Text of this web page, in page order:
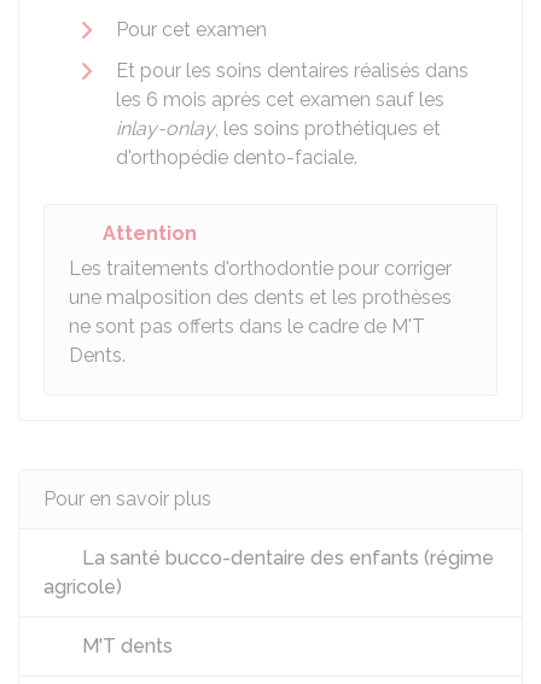
Pour cet examen
Et pour les soins dentaires réalisés dans
les 6 mois après cet examen sauf les
inlay-onlay, les soins prothétiques et
d'orthopédie dento-faciale.
Attention
Les traitements d'orthodontie pour corriger
une malposition des dents et les prothèses
ne sont pas offerts dans le cadre de M'T
Dents.
Pour en savoir plus
La santé bucco-dentaire des enfants (régime
agricole)
M'T dents